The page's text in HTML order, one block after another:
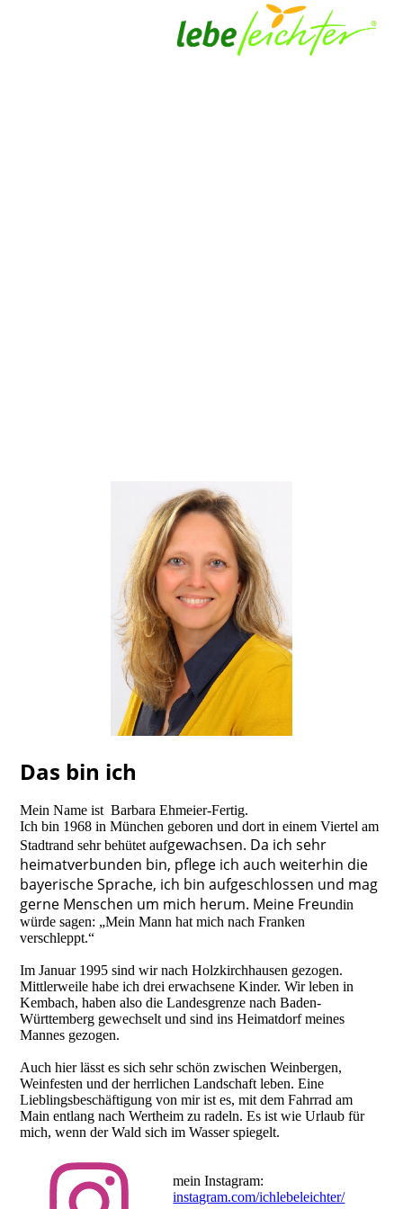
Das bin ich
Mein Name ist Barbara Ehmeier-Fertig.
Ich bin 1968 in München geboren und dort in einem Viertel am
Stadtrand sehr behütet aufgewachsen. Da ich sehr
heimatverbunden bin, pflege ich auch weiterhin die
bayerische Sprache, ich bin aufgeschlossen und mag
gerne Menschen um mich herum. Meine Freundin
würde sagen: „Mein Mann hat mich nach Franken
verschleppt.“
Im Januar 1995 sind wir nach Holzkirchhausen gezogen.
Mittlerweile habe ich drei erwachsene Kinder. Wir leben in
Kembach, haben also die Landesgrenze nach Baden-
Württemberg gewechselt und sind ins Heimatdorf meines
Mannes gezogen.
Auch hier lässt es sich sehr schön zwischen Weinbergen,
Weinfesten und der herrlichen Landschaft leben. Eine
Lieblingsbeschäftigung von mir ist es, mit dem Fahrrad am
Main entlang nach Wertheim zu radeln. Es ist wie Urlaub für
mich, wenn der Wald sich im Wasser spiegelt.
mein Instagram:
instagram.com/ichlebeleichter/